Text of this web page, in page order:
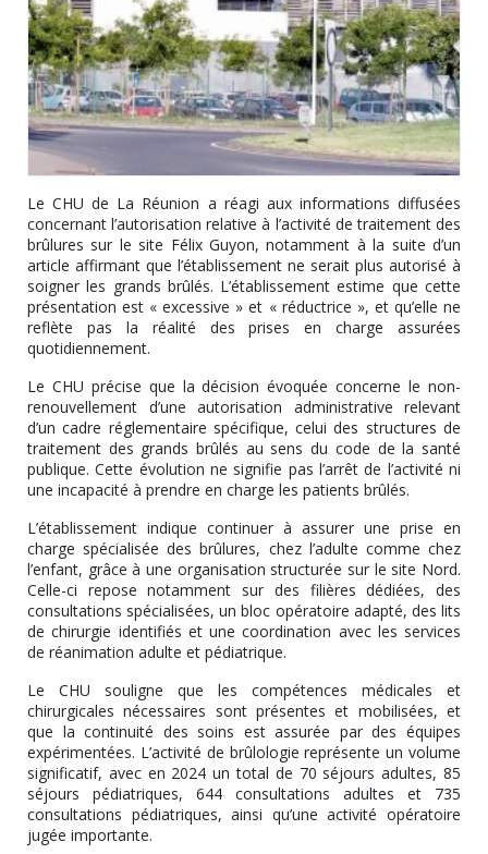
Le CHU de La Réunion a réagi aux informations diffusées
concernant l’autorisation relative à l’activité de traitement des
brûlures sur le site Félix Guyon, notamment à la suite d’un
article affirmant que l’établissement ne serait plus autorisé à
soigner les grands brûlés. L’établissement estime que cette
présentation est « excessive » et « réductrice », et qu’elle ne
reflète pas la réalité des prises en charge assurées
quotidiennement.
Le CHU précise que la décision évoquée concerne le non-
renouvellement d’une autorisation administrative relevant
d’un cadre réglementaire spécifique, celui des structures de
traitement des grands brûlés au sens du code de la santé
publique. Cette évolution ne signifie pas l’arrêt de l’activité ni
une incapacité à prendre en charge les patients brûlés.
L’établissement indique continuer à assurer une prise en
charge spécialisée des brûlures, chez l’adulte comme chez
l’enfant, grâce à une organisation structurée sur le site Nord.
Celle-ci repose notamment sur des filières dédiées, des
consultations spécialisées, un bloc opératoire adapté, des lits
de chirurgie identifiés et une coordination avec les services
de réanimation adulte et pédiatrique.
Le CHU souligne que les compétences médicales et
chirurgicales nécessaires sont présentes et mobilisées, et
que la continuité des soins est assurée par des équipes
expérimentées. L’activité de brûlologie représente un volume
significatif, avec en 2024 un total de 70 séjours adultes, 85
séjours pédiatriques, 644 consultations adultes et 735
consultations pédiatriques, ainsi qu’une activité opératoire
jugée importante.